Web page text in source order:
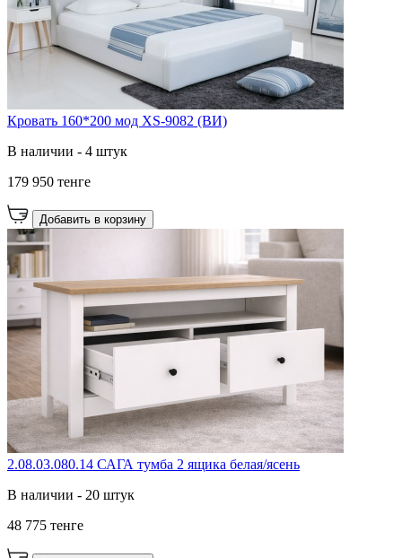
Кровать 160*200 мод XS-9082 (ВИ)
В наличии - 4 штук
179 950 тенге
Добавить в корзину
2.08.03.080.14 САГА тумба 2 ящика белая/ясень
В наличии - 20 штук
48 775 тенге